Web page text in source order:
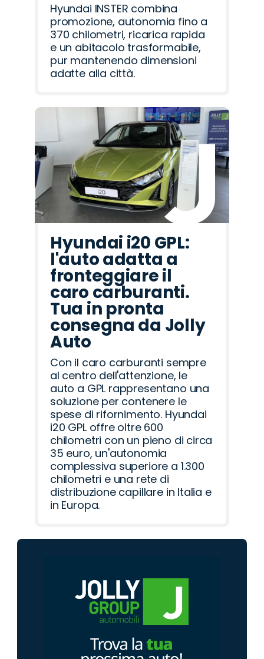
Hyundai INSTER combina
promozione, autonomia fino a
370 chilometri, ricarica rapida
e un abitacolo trasformabile,
pur mantenendo dimensioni
adatte alla città.
Hyundai i20 GPL:
l'auto adatta a
fronteggiare il
caro carburanti.
Tua in pronta
consegna da Jolly
Auto
Con il caro carburanti sempre
al centro dell'attenzione, le
auto a GPL rappresentano una
soluzione per contenere le
spese di rifornimento. Hyundai
i20 GPL offre oltre 600
chilometri con un pieno di circa
35 euro, un'autonomia
complessiva superiore a 1.300
chilometri e una rete di
distribuzione capillare in Italia e
in Europa.